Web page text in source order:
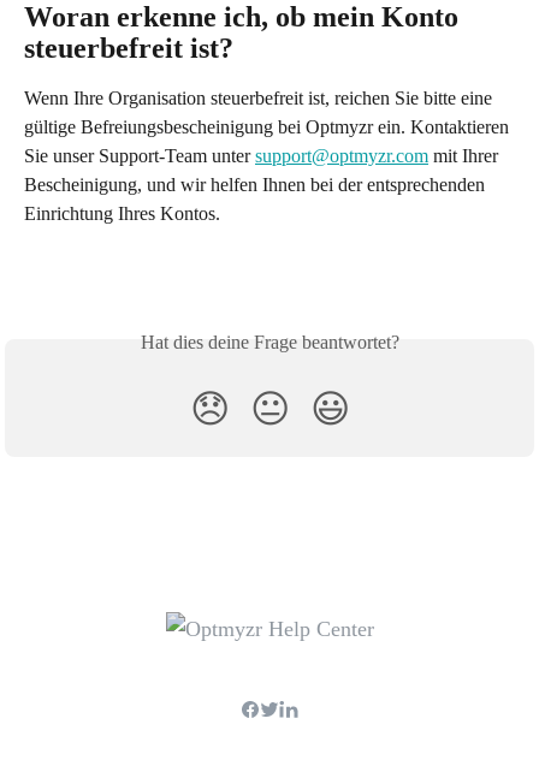
Woran erkenne ich, ob mein Konto
steuerbefreit ist?
Wenn Ihre Organisation steuerbefreit ist, reichen Sie bitte eine
gültige Befreiungsbescheinigung bei Optmyzr ein. Kontaktieren
Sie unser Support-Team unter support@optmyzr.com mit Ihrer
Bescheinigung, und wir helfen Ihnen bei der entsprechenden
Einrichtung Ihres Kontos.
Hat dies deine Frage beantwortet?
😞 😐 😃